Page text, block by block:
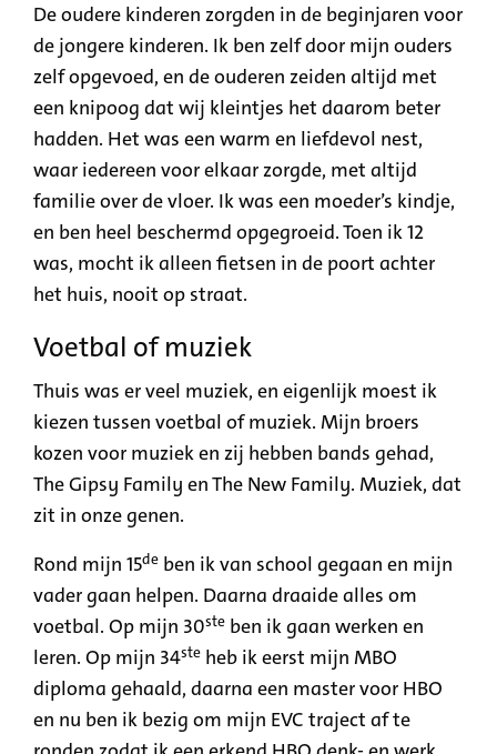
De oudere kinderen zorgden in de beginjaren voor
de jongere kinderen. Ik ben zelf door mijn ouders
zelf opgevoed, en de ouderen zeiden altijd met
een knipoog dat wij kleintjes het daarom beter
hadden. Het was een warm en liefdevol nest,
waar iedereen voor elkaar zorgde, met altijd
familie over de vloer. Ik was een moeder’s kindje,
en ben heel beschermd opgegroeid. Toen ik 12
was, mocht ik alleen fietsen in de poort achter
het huis, nooit op straat.
Voetbal of muziek
Thuis was er veel muziek, en eigenlijk moest ik
kiezen tussen voetbal of muziek. Mijn broers
kozen voor muziek en zij hebben bands gehad,
The Gipsy Family en The New Family. Muziek, dat
zit in onze genen.
Rond mijn 15de ben ik van school gegaan en mijn
vader gaan helpen. Daarna draaide alles om
voetbal. Op mijn 30ste ben ik gaan werken en
leren. Op mijn 34ste heb ik eerst mijn MBO
diploma gehaald, daarna een master voor HBO
en nu ben ik bezig om mijn EVC traject af te